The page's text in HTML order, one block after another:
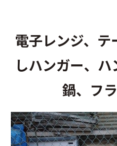
電子レンジ、テ
しハンガー、ハ
鍋、フ